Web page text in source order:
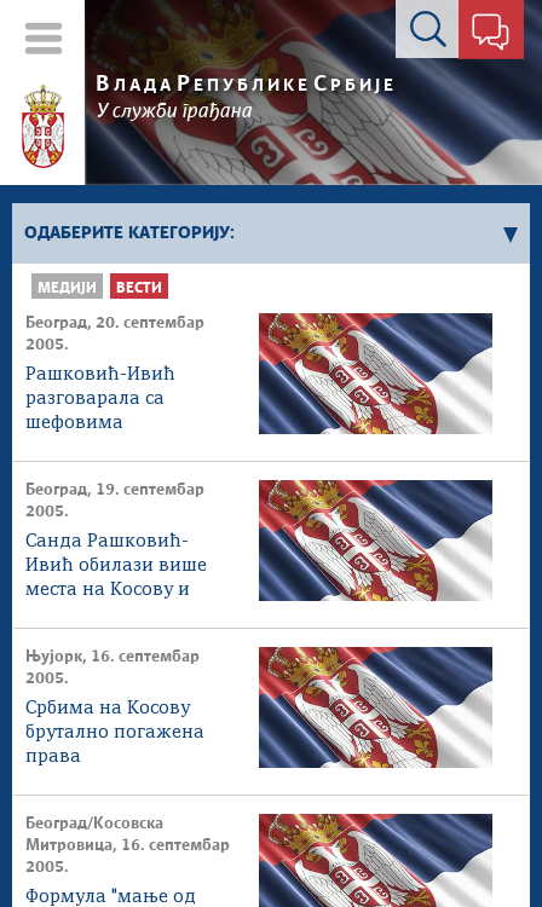
Контакт форма
В ЛАДА РЕПУБЛИКЕ СРБИЈЕ
У служби грађана
ОДАБЕРИТЕ КАТЕГОРИЈУ:
Влада Србије
Активности премијера
Активности потпредседника
Активности Владе
Косово и Метохија
Економија
Стоп корупцији
Култура и вера
Конференције за новинаре
Интервјуи
Линкови
Издвојене теме
МЕДИЈИ ВЕСТИ
Београд, 20. септембар
2005.
Рашковић-Ивић
разговарала са
шефовима
дипломатама
Београд, 19. септембар
2005.
Санда Рашковић-
Ивић обилази више
места на Косову и
Њујорк, 16. септембар
2005.
Србима на Косову
брутално погажена
права
Београд/Косовска
Митровица, 16. септембар
2005.
Формула "мање од